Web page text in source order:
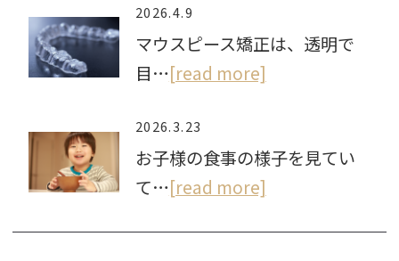
2026.4.9
マウスピース矯正は、透明で
目…[read more]
2026.3.23
お子様の食事の様子を見てい
て…[read more]